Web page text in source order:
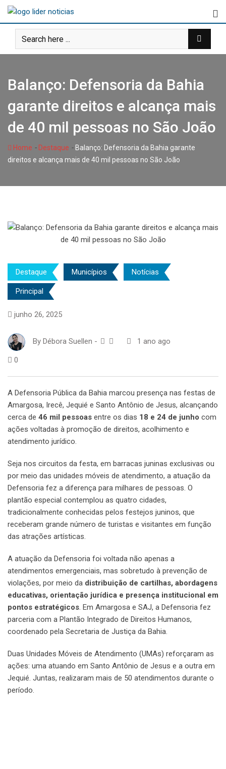
Skip
content
Balanço: Defensoria da Bahia
garante direitos e alcança mais
de 40 mil pessoas no São João
Home - Destaque - Balanço: Defensoria da Bahia garante
direitos e alcança mais de 40 mil pessoas no São João
Destaque Municípios Notícias
Principal
junho 26, 2025
By Débora Suellen - 1 ano ago
0
A Defensoria Pública da Bahia marcou presença nas festas de
Amargosa, Irecê, Jequié e Santo Antônio de Jesus, alcançando
cerca de 46 mil pessoas entre os dias 18 e 24 de junho com
ações voltadas à promoção de direitos, acolhimento e
atendimento jurídico.
Seja nos circuitos da festa, em barracas juninas exclusivas ou
por meio das unidades móveis de atendimento, a atuação da
Defensoria fez a diferença para milhares de pessoas. O
plantão especial contemplou as quatro cidades,
tradicionalmente conhecidas pelos festejos juninos, que
receberam grande número de turistas e visitantes em função
das atrações artísticas.
A atuação da Defensoria foi voltada não apenas a
atendimentos emergenciais, mas sobretudo à prevenção de
violações, por meio da distribuição de cartilhas, abordagens
educativas, orientação jurídica e presença institucional em
pontos estratégicos. Em Amargosa e SAJ, a Defensoria fez
parceria com a Plantão Integrado de Direitos Humanos,
coordenado pela Secretaria de Justiça da Bahia.
Duas Unidades Móveis de Atendimento (UMAs) reforçaram as
ações: uma atuando em Santo Antônio de Jesus e a outra em
Jequié. Juntas, realizaram mais de 50 atendimentos durante o
período.